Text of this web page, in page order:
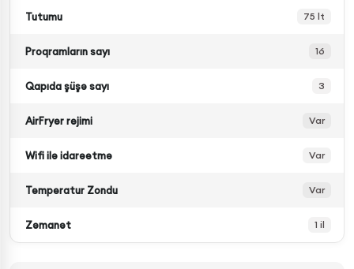
Tutumu 75 lt
Proqramların sayı 16
Qapıda şüşə sayı 3
AirFryer rejimi Var
Wifi ilə idarəetmə Var
Temperatur Zondu Var
Zəmanət 1 il